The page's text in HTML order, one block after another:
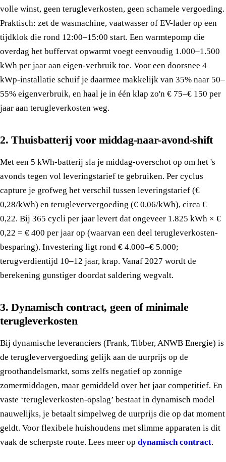
volle winst, geen terugleverkosten, geen schamele vergoeding.
Praktisch: zet de wasmachine, vaatwasser of EV-lader op een
tijdklok die rond 12:00–15:00 start. Een warmtepomp die
overdag het buffervat opwarmt voegt eenvoudig 1.000–1.500
kWh per jaar aan eigen-verbruik toe. Voor een doorsnee 4
kWp-installatie schuif je daarmee makkelijk van 35% naar 50–
55% eigenverbruik, en haal je in één klap zo'n € 75–€ 150 per
jaar aan terugleverkosten weg.
2. Thuisbatterij voor middag-naar-avond-shift
Met een 5 kWh-batterij sla je middag-overschot op om het 's
avonds tegen vol leveringstarief te gebruiken. Per cyclus
capture je grofweg het verschil tussen leveringstarief (€
0,28/kWh) en terugleververgoeding (€ 0,06/kWh), circa €
0,22. Bij 365 cycli per jaar levert dat ongeveer 1.825 kWh × €
0,22 = € 400 per jaar op (waarvan een deel terugleverkosten-
besparing). Investering ligt rond € 4.000–€ 5.000;
terugverdientijd 10–12 jaar, krap. Vanaf 2027 wordt de
berekening gunstiger doordat saldering wegvalt.
3. Dynamisch contract, geen of minimale
terugleverkosten
Bij dynamische leveranciers (Frank, Tibber, ANWB Energie) is
de terugleververgoeding gelijk aan de uurprijs op de
groothandelsmarkt, soms zelfs negatief op zonnige
zomermiddagen, maar gemiddeld over het jaar competitief. En
vaste ‘terugleverkosten-opslag’ bestaat in dynamisch model
nauwelijks, je betaalt simpelweg de uurprijs die op dat moment
geldt. Voor flexibele huishoudens met slimme apparaten is dit
vaak de scherpste route. Lees meer op dynamisch contract.